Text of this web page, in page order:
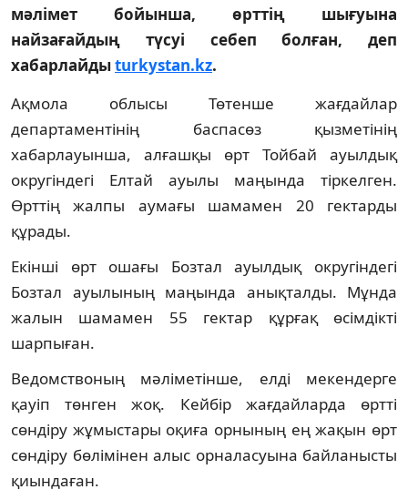
мәлімет бойынша, өрттің шығуына
найзағайдың түсуі себеп болған, деп
хабарлайдыturkystan.kz.
Ақмола облысы Төтенше жағдайлар
департаментінің баспасөз қызметінің
хабарлауынша, алғашқы өрт Тойбай ауылдық
округіндегі Елтай ауылы маңында тіркелген.
Өрттің жалпы аумағы шамамен 20 гектарды
құрады.
Екінші өрт ошағы Бозтал ауылдық округіндегі
Бозтал ауылының маңында анықталды. Мұнда
жалын шамамен 55 гектар құрғақ өсімдікті
шарпыған.
Ведомствоның мәліметінше, елді мекендерге
қауіп төнген жоқ. Кейбір жағдайларда өртті
сөндіру жұмыстары оқиға орнының ең жақын өрт
сөндіру бөлімінен алыс орналасуына байланысты
қиындаған.